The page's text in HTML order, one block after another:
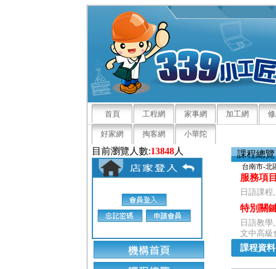
首頁 工程網 家事網 加工網
好家網 掏客網 小華陀
目前瀏覽人數:13848人 課程總覽
台南市-北
服務項
日語課
特別關
日語教
文中高級
課程資料